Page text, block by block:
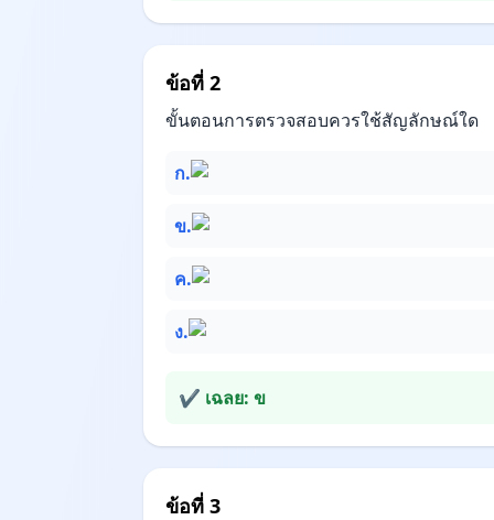
ข้อที่ 2
ขั้นตอนการตรวจสอบควรใช้สัญลักษณ์ใด
ก.
ข.
ค.
ง.
✔ เฉลย: ข
ข้อที่ 3